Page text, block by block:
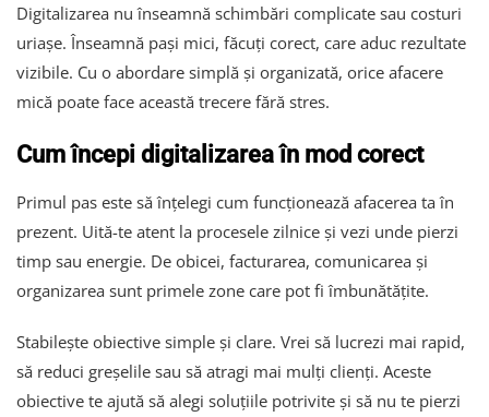
Digitalizarea nu înseamnă schimbări complicate sau costuri
uriașe. Înseamnă pași mici, făcuți corect, care aduc rezultate
vizibile. Cu o abordare simplă și organizată, orice afacere
mică poate face această trecere fără stres.
Cum începi digitalizarea în mod corect
Primul pas este să înțelegi cum funcționează afacerea ta în
prezent. Uită-te atent la procesele zilnice și vezi unde pierzi
timp sau energie. De obicei, facturarea, comunicarea și
organizarea sunt primele zone care pot fi îmbunătățite.
Stabilește obiective simple și clare. Vrei să lucrezi mai rapid,
să reduci greșelile sau să atragi mai mulți clienți. Aceste
obiective te ajută să alegi soluțiile potrivite și să nu te pierzi